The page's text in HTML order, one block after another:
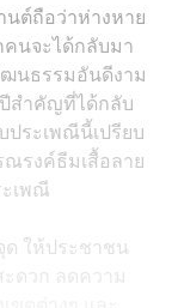
นต์ถือว่าห่างหาย
นจะได้กลับมา
นธรรมอันดีงาม
สำคัญที่ได้กลับ
ระเพณีนี้เปรียบ
ณรงค์ธีมเสื้อลาย
เพณี
ให้ประชาชน
ดวก ลดความ